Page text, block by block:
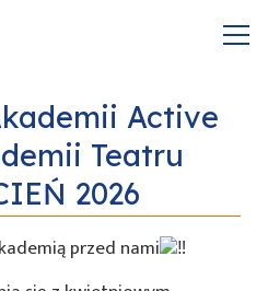
Active
Teatru
2026
przed nami